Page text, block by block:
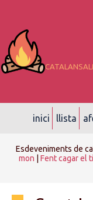
inici llista
Esdeveniments de
mon
Fent cagar el